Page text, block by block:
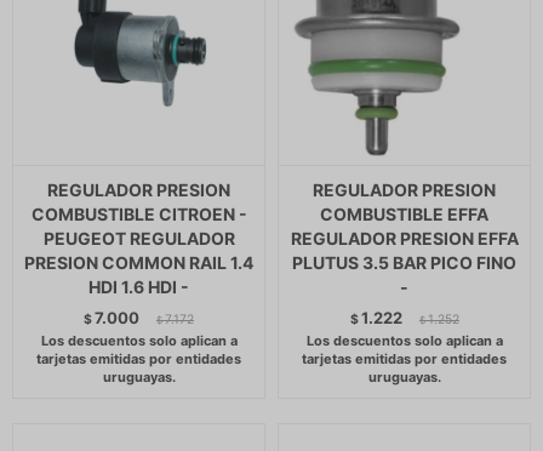
REGULADOR PRESION
COMBUSTIBLE CITROEN -
PEUGEOT REGULADOR
PRESION COMMON RAIL 1.4
HDI 1.6 HDI -
$7.000 $ 7.172
REGULADOR PRESION
COMBUSTIBLE EFFA
REGULADOR PRESION EFFA
PLUTUS 3.5 BAR PICO FINO
-
$1.222 $ 1.252